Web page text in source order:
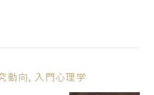
動向, 入門心理学